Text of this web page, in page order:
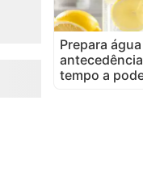
Prepara
tempo a